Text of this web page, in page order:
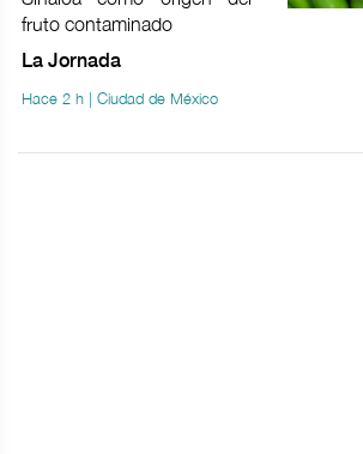
fruto contaminado
La Jornada
Hace 2 h | Ciudad de México